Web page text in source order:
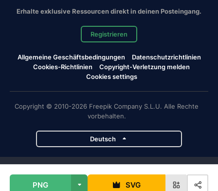
PNG SVG
Erhalte exklusive Ressourcen direkt in deinen Posteingang.
Registrieren
Allgemeine Geschäftsbedingungen
Datenschutzrichtlinien
Cookies-Richtlinien
Copyright-Verletzung melden
Cookies settings
Copyright © 2010-2026 Freepik Company S.L.U. Alle Rechte
vorbehalten.
Deutsch